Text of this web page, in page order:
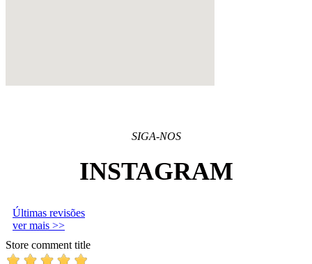
SIGA-NOS
INSTAGRAM
Últimas revisões
ver mais >>
Store comment title